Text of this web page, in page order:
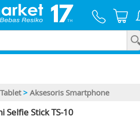
> Aksesoris Smartphone
Selfie Stick TS-10